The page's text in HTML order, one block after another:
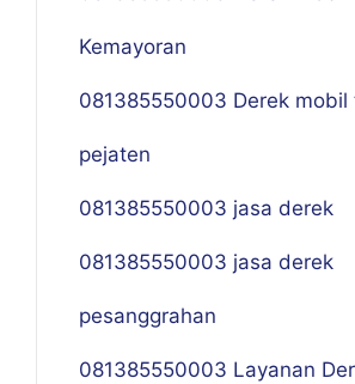
Kemayoran
081385550003 Derek mobil
pejaten
081385550003 jasa derek
081385550003 jasa derek
pesanggrahan
081385550003 Layanan